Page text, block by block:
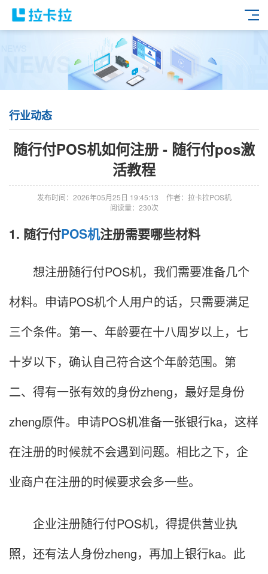
行业动态
随行付POS机如何注册 - 随行付pos激
活教程
发布时间：2026年05月25日 19:45:13
作者：拉卡拉POS机
阅读量：230次
1. 随行付POS机注册需要哪些材料
想注册随行付POS机，我们需要准备几个
材料。申请POS机个人用户的话，只需要满足
三个条件。第一、年龄要在十八周岁以上，七
十岁以下，确认自己符合这个年龄范围。第
二、得有一张有效的身份zheng，最好是身份
zheng原件。申请POS机准备一张银行ka，这样
在注册的时候就不会遇到问题。相比之下，企
业商户在注册的时候要求会多一些。
企业注册随行付POS机，得提供营业执
照，还有法人身份zheng，再加上银行ka。此